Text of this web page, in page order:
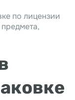
по лицензии